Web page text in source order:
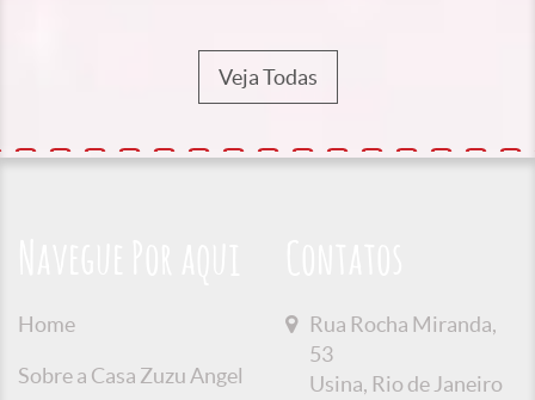
Veja Todas
Home
Sobre a Casa Zuzu Angel
Rua Rocha Miranda,
53
Usina, Rio de Janeiro